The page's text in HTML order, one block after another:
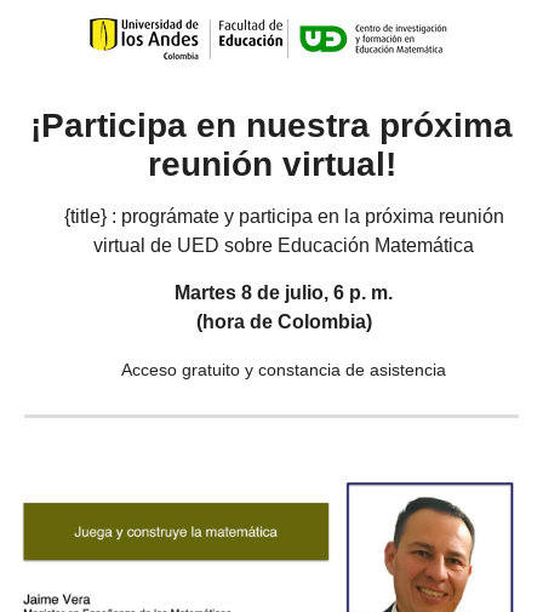
¡Participa en nuestra próxima
reunión virtual!
{title} : prográmate y participa en la próxima reunión
virtual de UED sobre Educación Matemática
Martes 8 de julio, 6 p. m.
(hora de Colombia)
Acceso gratuito y constancia de asistencia